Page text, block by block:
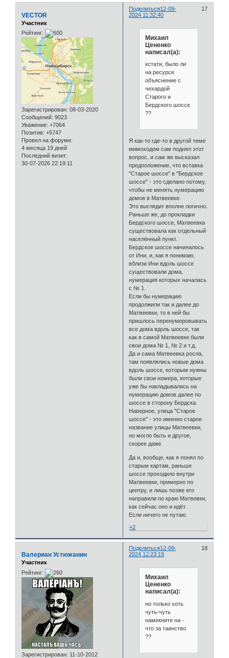
Поделиться 17
12-09-
2024 11:32:40
VECTOR
Участник
Рейтинг:
Зарегистрирован: 08-03-2020
Сообщений: 9023
Уважение: +7064
Позитив: +5747
Провел на форуме:
4 месяца 19 дней
Последний визит:
30-07-2026 22:19:11
Михаил
Цененко
написал(а):
кстати, было ли
на ресурсе
объяснение с
чехардой
Старого и
Бердского шоссе
??
Я как-то где-то в другой теме
мимоходом сам поднял этот
вопрос, и сам же высказал
предположение, что вставка
"Старое шоссе" в "Бердское
шоссе" - это сделано потому,
чтобы не менять нумерацию
домов в Матвеевке.
Это выглядит вполне логично.
Раньше же, до прокладки
Бердского шоссе, Матвеевка
существовала как отдельный
населённый пункт.
Бердское шоссе начиналось
от Ини, и, как я понимаю,
вблизи Ини вдоль шоссе
существовали дома,
нумерация которых началась
с № 1.
Если бы нумерацию
продолжили так и далее до
Матвеевки, то в ней бы
пришлось перенумеровывать
все дома вдоль шоссе, так
как в самой Матвеевке были
свои дома № 1, № 2 и т.д.
Да и сама Матвеевка росла,
там появлялись новые дома
вдоль шоссе, которым нужны
были свои номера, которые
уже бы накладывались на
нумерацию домов далее по
шоссе в сторону Бердска.
Наверное, улица "Старое
шоссе" - это именно старое
название улицы Матвеевки,
но могло быть и другое,
скорее даже.
Да и, вообще, как я понял по
старым картам, раньше
шоссе проходило внутри
Матвеевки, примерно по
центру, и лишь позже его
направили по краю Матвевки,
как сейчас оно и идёт.
Если ничего не путаю.
+2
Поделиться 18
12-09-
2024 12:23:19
Валериан Устюжанин
Участник
Рейтинг:
Зарегистрирован: 11-10-2012
Михаил
Цененко
написал(а):
но только хоть
чуть-чуть
намекните на -
что за таинство
??